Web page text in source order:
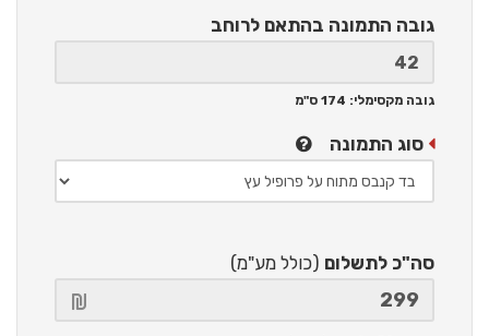
גובה התמונה בהתאם לרוחב
גובה מקסימלי: 174 ס"מ
סוג התמונה
סה"כ לתשלום (כולל מע"מ)